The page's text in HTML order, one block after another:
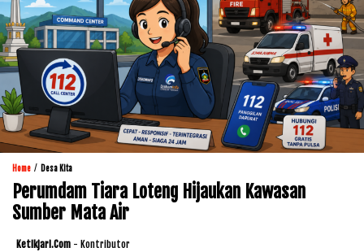
Home / Desa Kita
Perumdam Tiara Loteng Hijaukan Kawasan
Sumber Mata Air
Ketikjari.com - Kontributor